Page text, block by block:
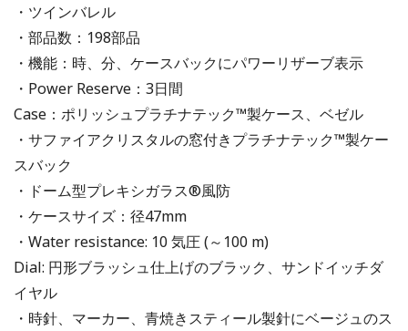
・ツインバレル
・部品数：198部品
・機能：時、分、ケースバックにパワーリザーブ表示
・Power Reserve：3日間
Case：ポリッシュプラチナテック™製ケース、ベゼル
・サファイアクリスタルの窓付きプラチナテック™製ケー
スバック
・ドーム型プレキシガラス®風防
・ケースサイズ：径47mm
・Water resistance: 10 気圧 (～100 m)
Dial: 円形ブラッシュ仕上げのブラック、サンドイッチダ
イヤル
・時針、マーカー、青焼きスティール製針にベージュのス